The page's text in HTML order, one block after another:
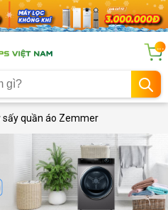
...
sấy quần áo Zemmer